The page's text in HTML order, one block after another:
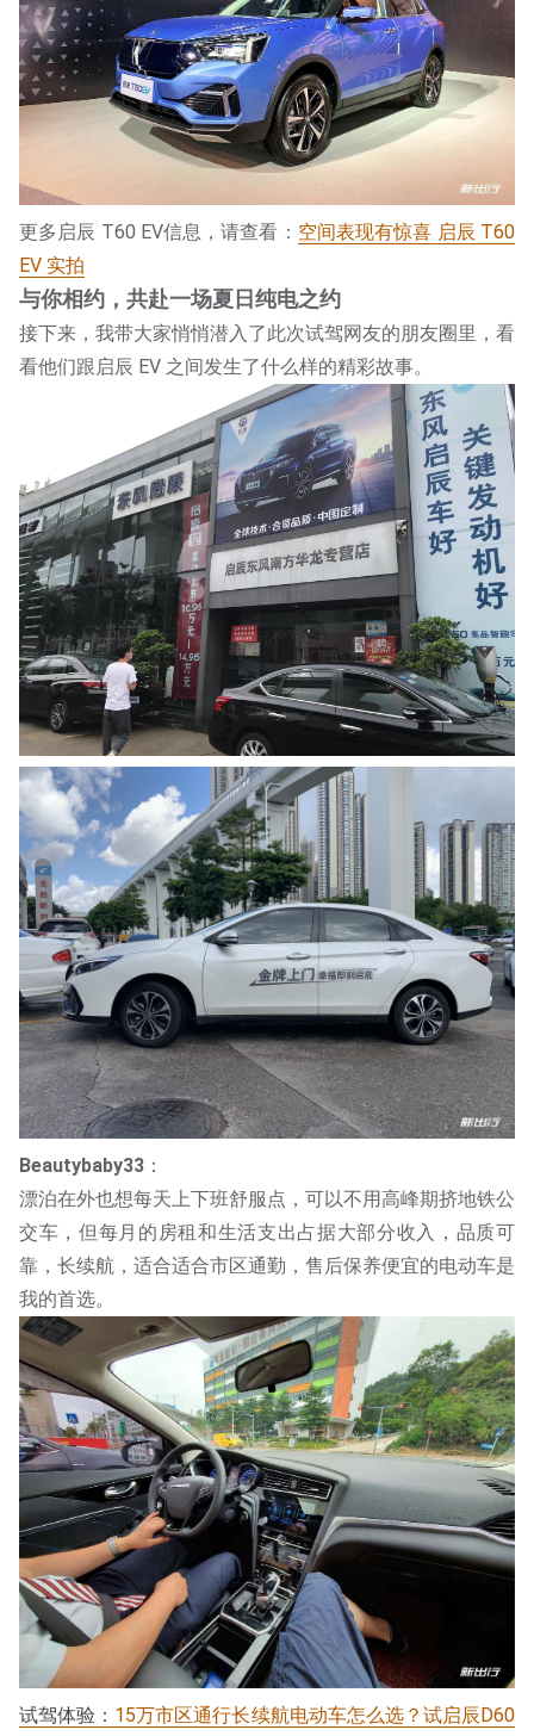
更多启辰 T60 EV信息，请查看： 空间表现有惊喜 启辰 T60
EV 实拍
与你相约，共赴一场夏日纯电之约
接下来，我带大家悄悄潜入了此次试驾网友的朋友圈里，看
看他们跟启辰 EV 之间发生了什么样的精彩故事。
Beautybaby33 ：
漂泊在外也想每天上下班舒服点，可以不用高峰期挤地铁公
交车，但每月的房租和生活支出占据大部分收入，品质可
靠，长续航，适合适合市区通勤，售后保养便宜的电动车是
我的首选。
试驾体验： 15万市区通行长续航电动车怎么选？试启辰D60